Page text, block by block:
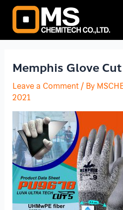
Skip
content
Memphis Glove
Leave a Comment/ By
2021
Post
navigation